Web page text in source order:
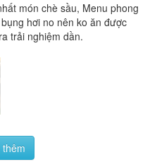
món chè sầu, Menu phong
hơi no nên ko ăn được
trải nghiệm dần.